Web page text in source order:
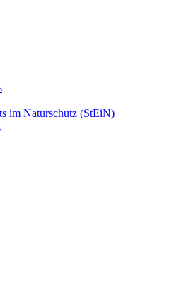
im Naturschutz (StEiN)